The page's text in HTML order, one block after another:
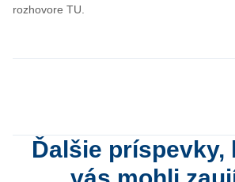
rozhovore TU.
Ďalšie príspevky,